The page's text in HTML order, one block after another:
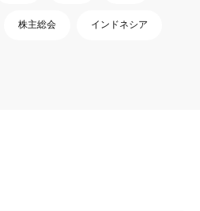
株主総会 インドネシア